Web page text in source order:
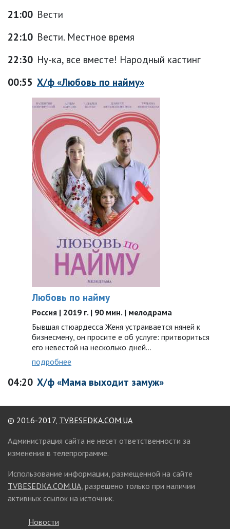
21:00 Вести
22:10 Вести. Местное время
22:30 Ну-ка, все вместе! Народный кастинг
00:55 Х/ф «Любовь по найму»
Любовь по найму
Россия | 2019 г. | 90 мин. | мелодрама
Бывшая стюардесса Женя устраивается няней к
бизнесмену, он просите е об услуге: притвориться
его невестой на несколько дней…
подробнее
04:20 Х/ф «Мама выходит замуж»
© 2016-2017, TVBESEDKA.COM.UA
Администрация сайта не несет ответственности за
изменения в телепрограмме.
Использование информации, размещенной на сайте
TVBESEDKA.COM.UA, разрешено только при наличии
активных ссылок на источник.
Новости